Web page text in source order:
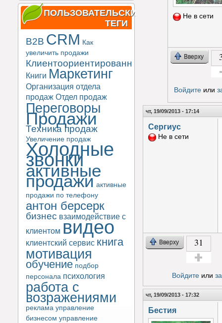
ПОЛЬЗОВАТЕЛЬСКИЕ
ТЕГИ
B2B CRM Как
увеличить продажи
Клиентоориентированность
Книги Маркетинг
Организация отдела
продаж Отдел продаж
Переговоры
Продажи
Техника продаж
Увеличение продаж
Холодные
звонки
активные
продажи активные
продажи по телефону
антон берсерк
бизнес взаимодействие с
клиентом видео
клиентский сервис книга
мотивация
обучение подбор
персонала психология
работа с
возражениями
реклама управление
бизнесом управление
Не в сети
Вверху
Войдитеили
чт, 19/09/2013 - 17:14
Сергиус
Не в сети
Вверху 31
Войдитеили
чт, 19/09/2013 - 17:32
Бестия